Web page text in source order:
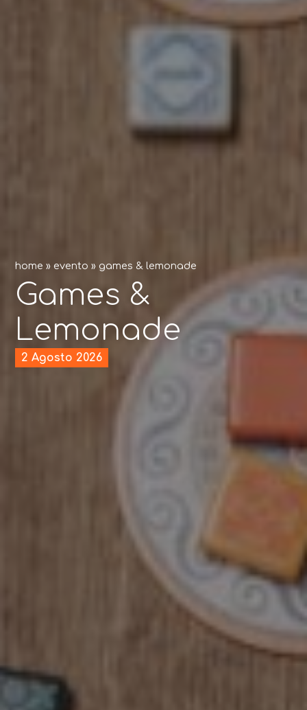
home » evento » games & lemonade
Games &
Lemonade
2 Agosto 2026